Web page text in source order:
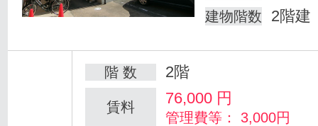
建物階数 2階建
階 数 2階
賃料 76,000 円
管理費等： 3,000円